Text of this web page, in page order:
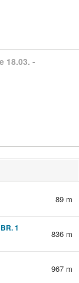
18.03. -
89 m
1
836 m
967 m